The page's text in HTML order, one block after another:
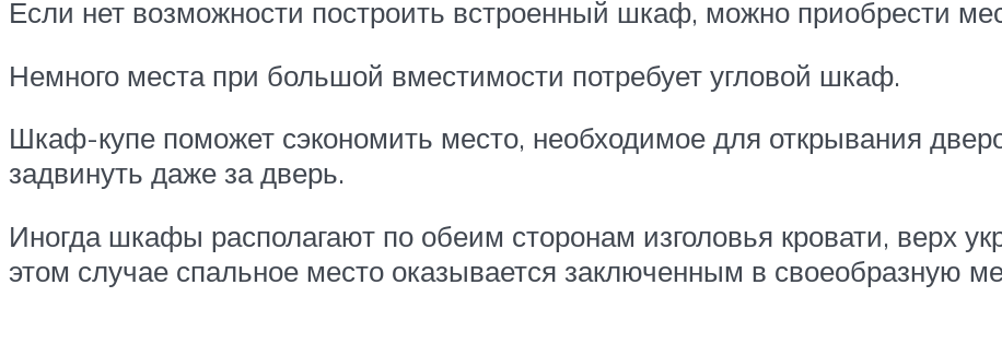
Если нет возможности построить встроенный шкаф, можно приобрести
Немного места при большой вместимости потребует угловой шкаф.
Шкаф-купе поможет сэкономить место, необходимое для открывания
задвинуть даже за дверь.
Иногда шкафы располагают по обеим сторонам изголовья кровати, верх
этом случае спальное место оказывается заключенным в своеобразную